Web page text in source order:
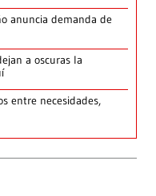
anuncia demanda de
a oscuras la
entre necesidades,